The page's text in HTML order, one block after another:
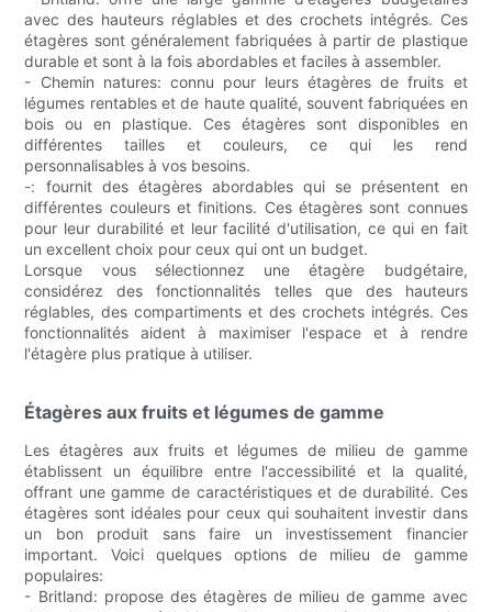
avec des hauteurs réglables et des crochets intégrés. Ces
étagères sont généralement fabriquées à partir de plastique
durable et sont à la fois abordables et faciles à assembler.
- Chemin natures: connu pour leurs étagères de fruits et
légumes rentables et de haute qualité, souvent fabriquées en
bois ou en plastique. Ces étagères sont disponibles en
différentes tailles et couleurs, ce qui les rend
personnalisables à vos besoins.
-: fournit des étagères abordables qui se présentent en
différentes couleurs et finitions. Ces étagères sont connues
pour leur durabilité et leur facilité d'utilisation, ce qui en fait
un excellent choix pour ceux qui ont un budget.
Lorsque vous sélectionnez une étagère budgétaire,
considérez des fonctionnalités telles que des hauteurs
réglables, des compartiments et des crochets intégrés. Ces
fonctionnalités aident à maximiser l'espace et à rendre
l'étagère plus pratique à utiliser.
Étagères aux fruits et légumes de gamme
Les étagères aux fruits et légumes de milieu de gamme
établissent un équilibre entre l'accessibilité et la qualité,
offrant une gamme de caractéristiques et de durabilité. Ces
étagères sont idéales pour ceux qui souhaitent investir dans
un bon produit sans faire un investissement financier
important. Voici quelques options de milieu de gamme
populaires:
- Britland: propose des étagères de milieu de gamme avec